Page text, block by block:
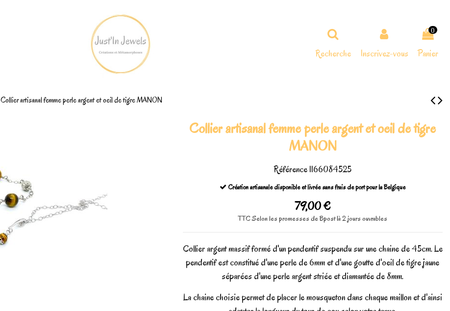
Recherche Inscrivez-vous
0
Panier
Collier artisanal femme perle argent et oeil de tigre MANON
Collier artisanal femme perle argent et oeil de tigre
MANON
Référence 1166084525
Création artisanale disponible et livrée sans frais de port pour la Belgique
79,00 €
TTCSelon les promesses de Bpost 1à 2 jours ouvrables
Collier argent massif formé d'un pendentif suspendu sur une chaine de 45cm. Le
pendentif est constitué d'une perle de 6mm et d'une goutte d'oeil de tigre jaune
séparées d'une perle argent striée et diamantée de 8mm.
La chaine choisie permet de placer le mousqueton dans chaque maillon et d'ainsi